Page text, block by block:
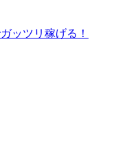
ッツリ稼げる！